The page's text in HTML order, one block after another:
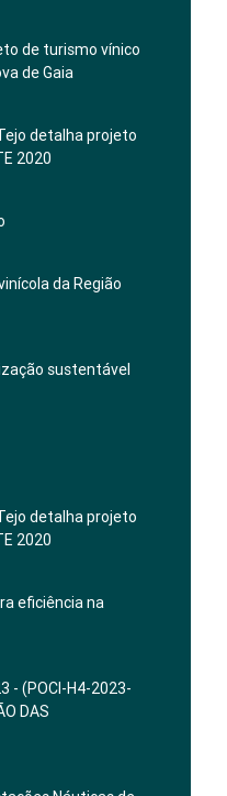
de turismo vínico
de Gaia
detalha projeto
2020
da Região
sustentável
detalha projeto
2020
eficiência na
- (POCI-H4-2023-
DAS